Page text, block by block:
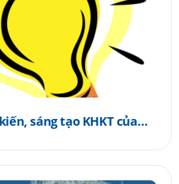
sáng tạo KHKT của